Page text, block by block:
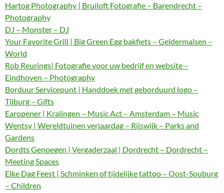
Hartog Photography | Bruiloft Fotografie – Barendrecht –
Photography
DJ – Monster – DJ
Your Favorite Grill | Big Green Egg bakfiets – Geldermalsen –
World
Rob Reurings| Fotografie voor uw bedrijf en website –
Eindhoven – Photography
Borduur Servicepunt | Handdoek met geborduurd logo –
Tilburg – Gifts
Earopener | Kralingen – Music Act – Amsterdam – Music
Wentsy | Wereldtuinen verjaardag – Rijswijk – Parks and
Gardens
Dordts Genoegen | Vergaderzaal | Dordrecht – Dordrecht –
Meeting Spaces
Elke Dag Feest | Schminken of tijdelijke tattoo – Oost-Souburg
– Children